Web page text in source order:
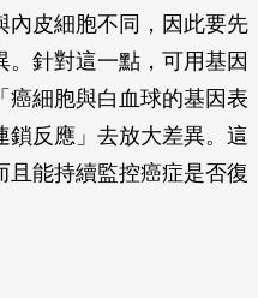
內皮細胞不同，因此要先
針對這一點，可用基因
癌細胞與白血球的基因表
鎖反應」去放大差異。這
能持續監控癌症是否復